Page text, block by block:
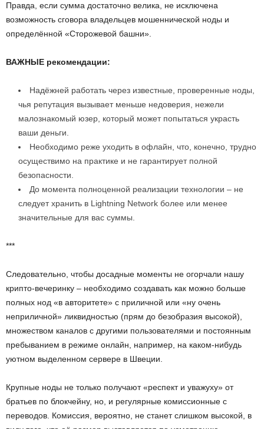
Правда, если сумма достаточно велика, не исключена
возможность сговора владельцев мошеннической ноды и
определённой «Сторожевой башни».
ВАЖНЫЕ рекомендации:
Надёжней работать через известные, проверенные ноды,
чья репутация вызывает меньше недоверия, нежели
малознакомый юзер, который может попытаться украсть
ваши деньги.
Необходимо реже уходить в офлайн, что, конечно, трудно
осуществимо на практике и не гарантирует полной
безопасности.
До момента полноценной реализации технологии – не
следует хранить в Lightning Network более или менее
значительные для вас суммы.
***
Следовательно, чтобы досадные моменты не огорчали нашу
крипто-вечеринку – необходимо создавать как можно больше
полных нод «в авторитете» с приличной или «ну очень
неприличной» ликвидностью (прям до безобразия высокой),
множеством каналов с другими пользователями и постоянным
пребыванием в режиме онлайн, например, на каком-нибудь
уютном выделенном сервере в Швеции.
Крупные ноды не только получают «респект и уважуху» от
братьев по блокчейну, но, и регулярные комиссионные с
переводов. Комиссия, вероятно, не станет слишком высокой, в